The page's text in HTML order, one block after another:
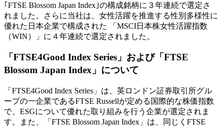
｢FTSE Blossom Japan Index｣の構成銘柄に３年連続で選定さ
れました。さらに当社は、女性活躍を推進する性別多様性に
優れた日本企業で構成された 「MSCI日本株女性活躍指数
（WIN）」に４年連続で選定されました。
「FTSE4Good Index Series」および「FTSE
Blossom Japan Index」について
「FTSE4Good Index Series」は、英ロンドン証券取引所グル
ープの一企業であるFTSE Russellが定める国際的な株価指数
で、ESGについて優れた取り組みを行う企業が選定されま
す。また、「FTSE Blossom Japan Index」は、同じくFTSE